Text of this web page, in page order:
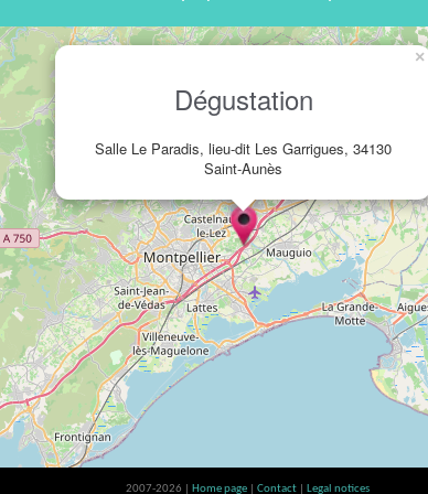
Dégustation
Salle Le Paradis, lieu-dit Les Garrigues, 34130
Saint-Aunès
×
2007-2026 | Home page Contact Legal notices